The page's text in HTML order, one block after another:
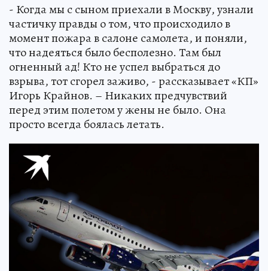
- Когда мы с сыном приехали в Москву, узнали
частичку правды о том, что происходило в
момент пожара в салоне самолета, и поняли,
что надеяться было бесполезно. Там был
огненный ад! Кто не успел выбраться до
взрыва, тот сгорел заживо, - рассказывает «КП»
Игорь Крайнов. – Никаких предчувствий
перед этим полетом у жены не было. Она
просто всегда боялась летать.